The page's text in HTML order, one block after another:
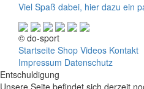
Viel Spaß dabei, hier dazu ein
© do-sport
Startseite Shop Videos Kontakt
Impressum Datenschutz
Entschuldigung
Unsere Seite befindet sich derzeit